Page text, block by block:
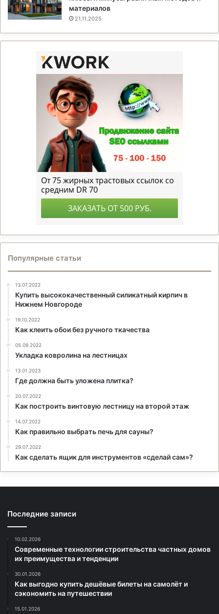
материалов
21.11.2025
Популярные статьи
13.07.2022
Купить высококачественный силикатный кирпич в
Нижнем Новгороде
19.10.2022
Как клеить обои без ручного ткачества
05.09.2022
Укладка ковролина на лестницах
13.01.2023
Где должна быть уложена плитка?
20.07.2022
Как построить винтовую лестницу на второй этаж
14.07.2022
Как правильно выбрать печь для сауны?
29.07.2022
Как сделать ящик для инструментов «сделай сам»?
Последние записи
10.02.2026
Современные технологии строительства частных домов
их преимущества и тенденции
30.01.2026
Как выгодно купить дешёвые билеты на самолёт и
сэкономить на путешествии
15.01.2026